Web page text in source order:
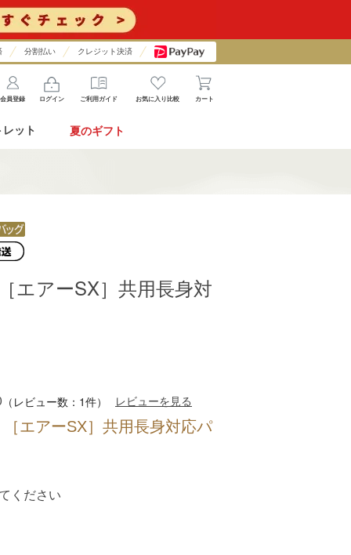
分割払い クレジット決済
会員登録 ログイン ご利用ガイド お気に入り比較 カート
ット 夏のギフト
［エアーSX］共用長身対応パ
エアーSX］共用長身対
（レビュー数：1件） レビューを見る
ください